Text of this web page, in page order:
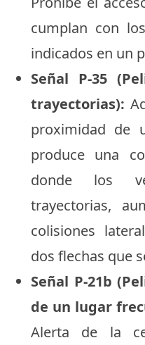
cumplan con
indicados en un
Señal P-35
trayectorias):
proximidad de
produce una
donde los
trayectorias,
colisiones
dos flechas que
Señal P-21b
de un lugar
Alerta de la